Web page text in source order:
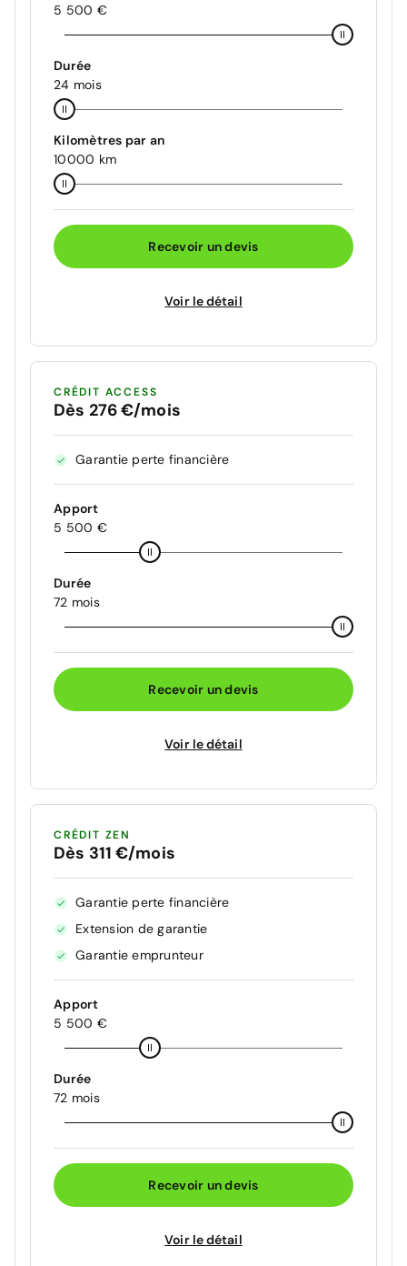
5 500 €
Durée
24 mois
Kilomètres par an
10000 km
Recevoir un devis
Voir le détail
CRÉDIT ACCESS
Dès 276 €/mois
Garantie perte financière
Apport
5 500 €
Durée
72 mois
Recevoir un devis
Voir le détail
CRÉDIT ZEN
Dès 311 €/mois
Garantie perte financière
Extension de garantie
Garantie emprunteur
Apport
5 500 €
Durée
72 mois
Recevoir un devis
Voir le détail